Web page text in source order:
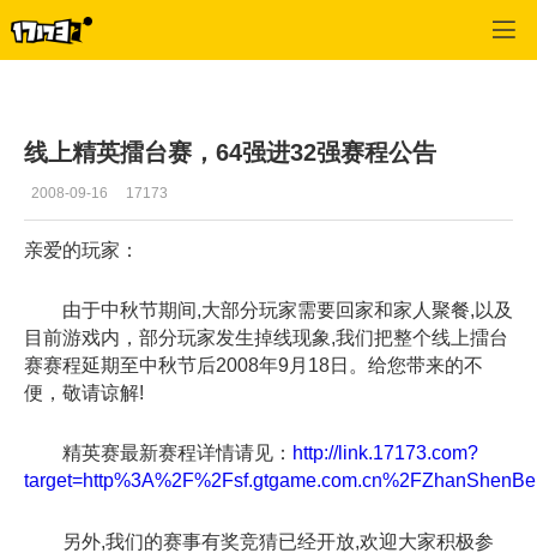
线上精英擂台赛，64强进32强赛程公告
2008-09-16 17173
亲爱的玩家：
由于中秋节期间,大部分玩家需要回家和家人聚餐,以及
目前游戏内，部分玩家发生掉线现象,我们把整个线上擂台
赛赛程延期至中秋节后2008年9月18日。给您带来的不
便，敬请谅解!
精英赛最新赛程详情请见： http://link.17173.com?
另外,我们的赛事有奖竞猜已经开放,欢迎大家积极参